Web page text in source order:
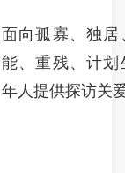
面向孤寡、独
能、重残、计
年人提供探访关